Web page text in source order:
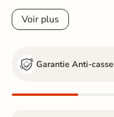
Voir plus
Garantie Anti-casse